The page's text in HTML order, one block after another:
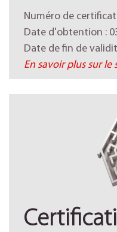
Numéro de certificat
Date d'obtention :
Date de fin de
En savoir plus sur le